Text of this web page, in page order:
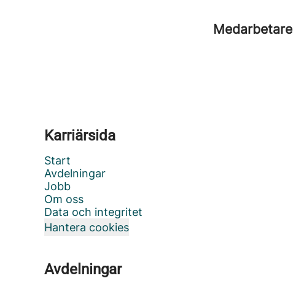
Medarbetare
Karriärsida
Start
Avdelningar
Jobb
Om oss
Data och integritet
Hantera cookies
Avdelningar